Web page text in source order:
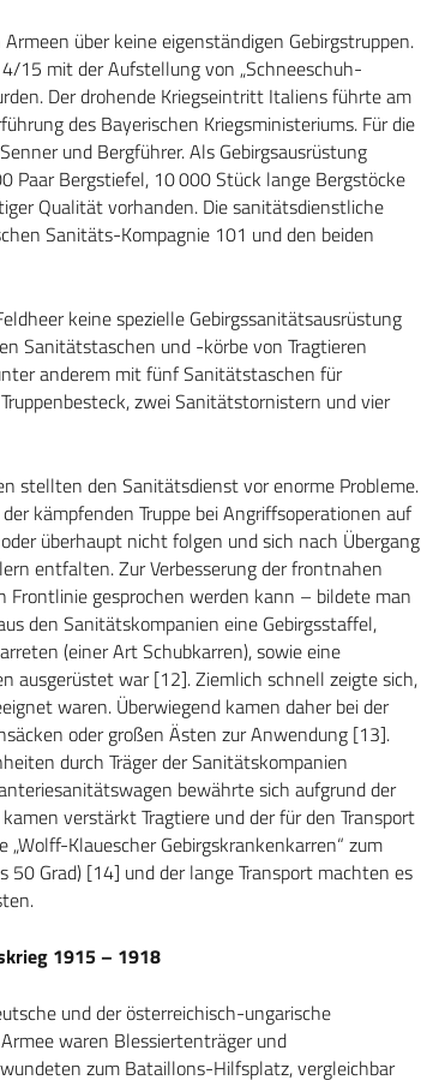
über keine eigenständigen Gebirgstruppen.
15 mit der Aufstellung von „Schneeschuh-
Der drohende Kriegseintritt Italiens führte am
des Bayerischen Kriegsministeriums. Für die
und Bergführer. Als Gebirgsausrüstung
Paar Bergstiefel, 10 000 Stück lange Bergstöcke
Qualität vorhanden. Die sanitätsdienstliche
Sanitäts-Kompagnie 101 und den beiden
keine spezielle Gebirgssanitätsausrüstung
Sanitätstaschen und -körbe von Tragtieren
anderem mit fünf Sanitätstaschen für
zwei Sanitätstornistern und vier
stellten den Sanitätsdienst vor enorme Probleme.
kämpfenden Truppe bei Angriffsoperationen auf
überhaupt nicht folgen und sich nach Übergang
entfalten. Zur Verbesserung der frontnahen
Frontlinie gesprochen werden kann – bildete man
den Sanitätskompanien eine Gebirgsstaffel,
(einer Art Schubkarren), sowie eine
ausgerüstet war [12]. Ziemlich schnell zeigte sich,
waren. Überwiegend kamen daher bei der
oder großen Ästen zur Anwendung [13].
durch Träger der Sanitätskompanien
bewährte sich aufgrund der
verstärkt Tragtiere und der für den Transport
Klauescher Gebirgskrankenkarren“ zum
50 Grad) [14] und der lange Transport machten es
1915 – 1918
und der österreichisch-ungarische
waren Blessiertenträger und
zum Bataillons-Hilfsplatz, vergleichbar